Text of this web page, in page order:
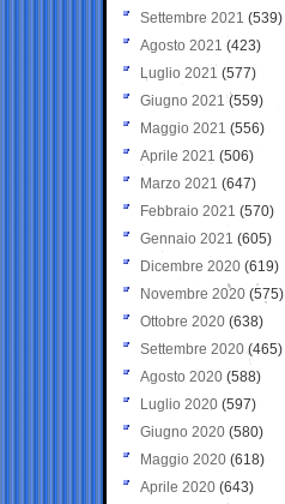
Settembre 2021 (539)
Agosto 2021 (423)
Luglio 2021 (577)
Giugno 2021(559)
Maggio 2021 (556)
Aprile 2021 (506)
Marzo 2021 (647)
Febbraio 2021 (570)
Gennaio 2021 (605)
Dicembre 2020 (619)
Novembre 2020 (575)
Ottobre 2020 (638)
Settembre 2020(465)
Agosto 2020 (588)
Luglio 2020 (597)
Giugno 2020 (580)
Maggio 2020 (618)
Aprile 2020 (643)